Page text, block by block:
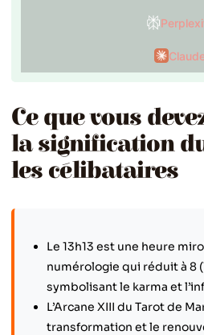
Ce que vous
la signification
les célibataires
Le 13h13 est une heure
numérologie qui réduit à 8
symbolisant le karma et
L’Arcane XIII du Tarot de
transformation et le